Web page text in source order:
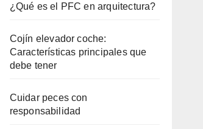
¿Qué es el PFC en arquitectura?
Cojín elevador coche:
Características principales que
debe tener
Cuidar peces con
responsabilidad